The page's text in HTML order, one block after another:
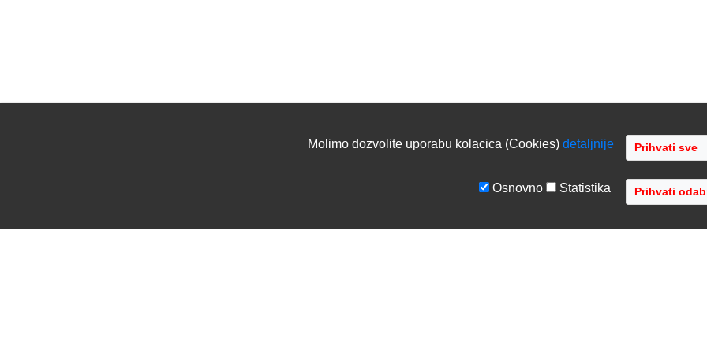
Molimo dozvolite uporabu kolacica (Cookies) detaljnije
Osnovno Statistika